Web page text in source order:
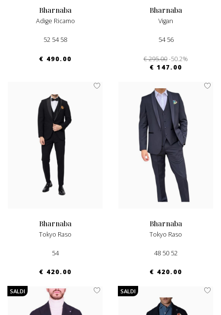
bharnaba
Adige Ricamo
52 54 58
€ 490.00
bharnaba
Vigan
54 56
€ 295.00-50.2%
€ 147.00
bharnaba
Tokyo Raso
54
€ 420.00
bharnaba
Tokyo Raso
48 50 52
€ 420.00
SALDI SALDI